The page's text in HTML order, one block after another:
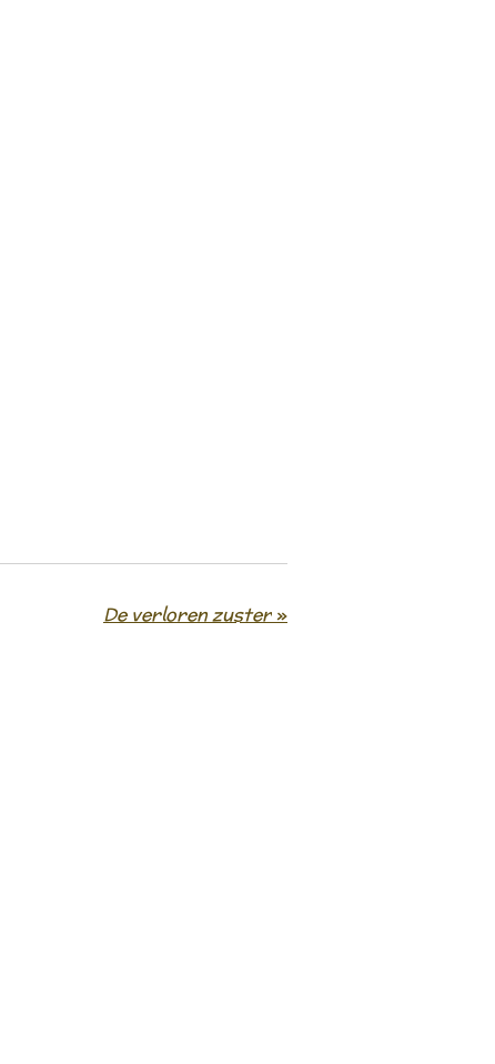
De verloren zuster»